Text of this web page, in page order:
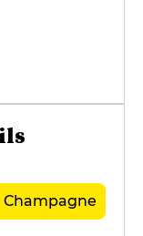
Champagne